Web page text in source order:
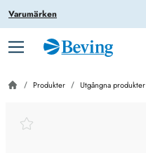
Varumärken
Produkter Utgångna produkter